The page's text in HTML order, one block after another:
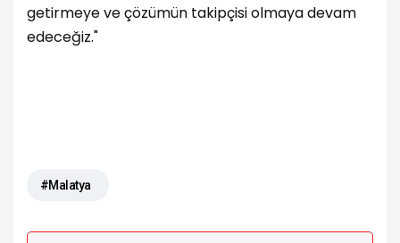
getirmeye ve çözümün takipçisi olmaya devam
edeceğiz."
#Malatya